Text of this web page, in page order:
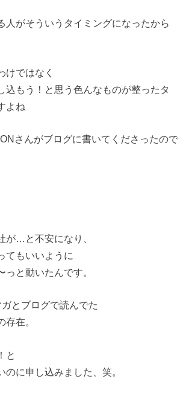
人がそういうタイミングになったから
けではなく
込もう！と思う色んなものが整ったタ
よね
さんがブログに書いてくださったので
が…と不安になり、
てもいいように
っと動いたんです。
とブログで読んでた
存在。
と
のに申し込みました、笑。